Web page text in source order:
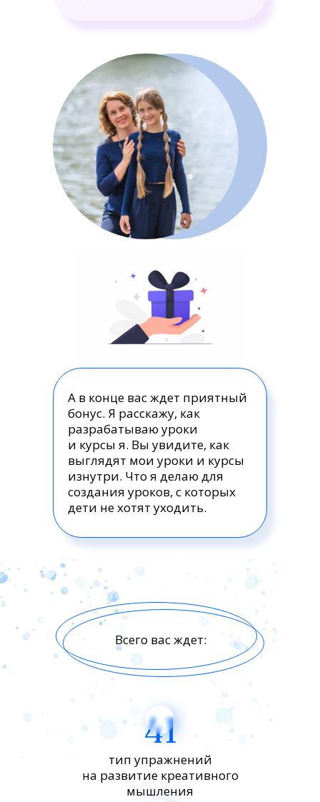
А в конце вас ждет приятный
бонус. Я расскажу, как
разрабатываю уроки
и курсы я. Вы увидите, как
выглядят мои уроки и курсы
изнутри. Что я делаю для
создания уроков, с которых
дети не хотят уходить.
41
тип упражнений
на развитие креативного
мышления
Всего вас ждет: